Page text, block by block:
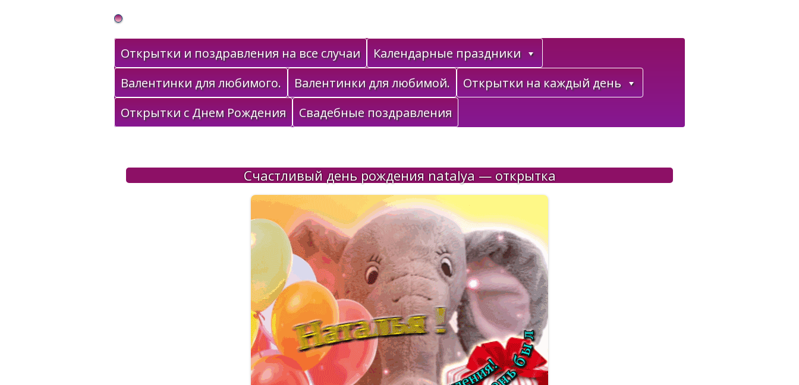
Gif Открытки в подарок
Открытки и поздравления на все случаи
Календарные праздники
Валентинки для любимого.
Валентинки для любимой.
Открытки на каждый день
Открытки с Днем Рождения
Свадебные поздравления
Счастливый день рождения natalya — открытка